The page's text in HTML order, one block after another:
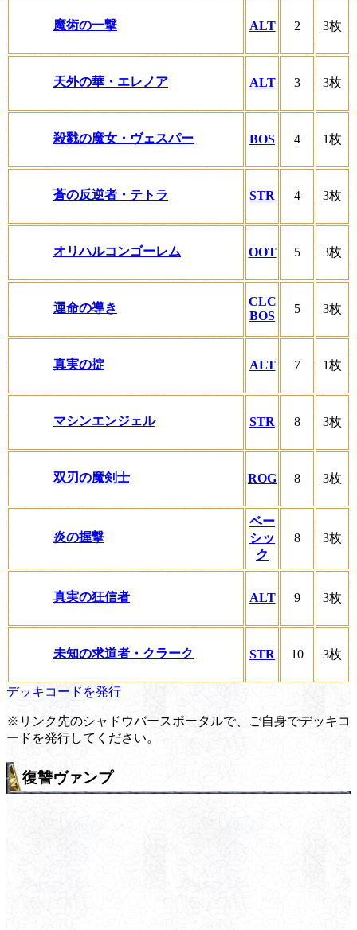
魔術の一撃 ALT 2 3枚
天外の華・エレノア ALT 3 3枚
殺戮の魔女・ヴェスパー BOS 4 1枚
蒼の反逆者・テトラ STR 4 3枚
オリハルコンゴーレム OOT 5 3枚
運命の導き
CLC
BOS
5 3枚
真実の掟 ALT 7 1枚
マシンエンジェル STR 8 3枚
双刃の魔剣士 ROG 8 3枚
炎の握撃
ベー
シッ
ク
8 3枚
真実の狂信者 ALT 9 3枚
未知の求道者・クラーク STR 10 3枚
デッキコードを発行
※リンク先のシャドウバースポータルで、ご自身でデッキコ
ードを発行してください。
復讐ヴァンプ